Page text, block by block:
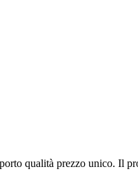
qualità prezzo unico. Il